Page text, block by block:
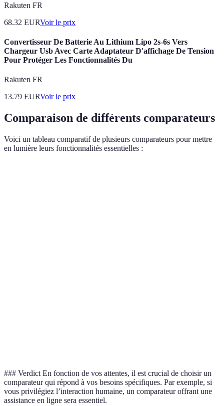
Rakuten FR
68.32 EURVoir le prix
Convertisseur De Batterie Au Lithium Lipo 2s-6s Vers
Chargeur Usb Avec Carte Adaptateur D'affichage De Tension
Pour Protéger Les Fonctionnalités Du
Rakuten FR
13.79 EURVoir le prix
Comparaison de différents comparateurs
Voici un tableau comparatif de plusieurs comparateurs pour mettre
en lumière leurs fonctionnalités essentielles :
### Verdict En fonction de vos attentes, il est crucial de choisir un
comparateur qui répond à vos besoins spécifiques. Par exemple, si
vous privilégiez l’interaction humaine, un comparateur offrant une
assistance en ligne sera essentiel.